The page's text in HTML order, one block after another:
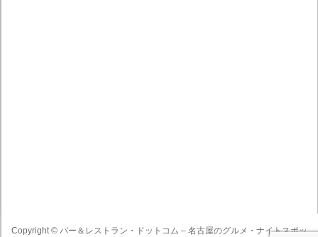
Copyright ©バー＆レストラン・ドットコム – 名古屋のグルメ・ナイトスポッ